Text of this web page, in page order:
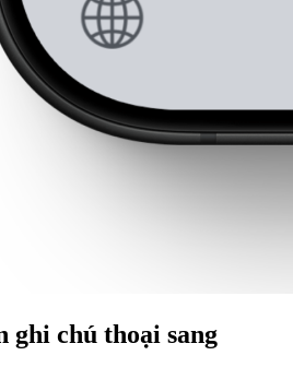
ghi chú thoại sang